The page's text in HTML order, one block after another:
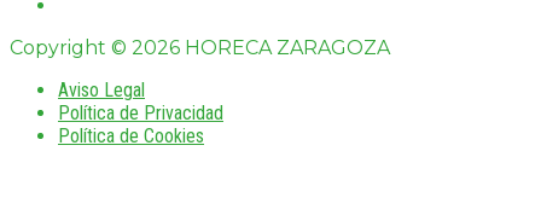
Copyright © 2026 HORECA ZARAGOZA
Aviso Legal
Política de Privacidad
Política de Cookies